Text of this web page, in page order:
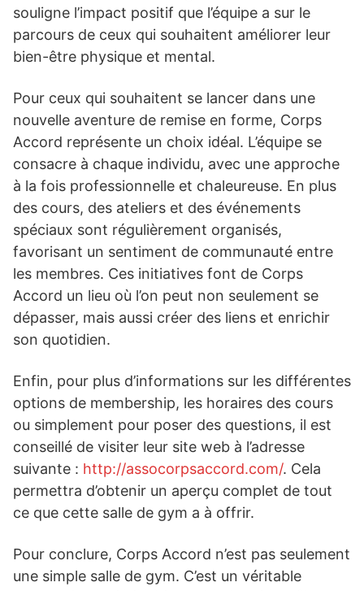
souligne l’impact positif que l’équipe a sur le
parcours de ceux qui souhaitent améliorer leur
bien-être physique et mental.
Pour ceux qui souhaitent se lancer dans une
nouvelle aventure de remise en forme, Corps
Accord représente un choix idéal. L’équipe se
consacre à chaque individu, avec une approche
à la fois professionnelle et chaleureuse. En plus
des cours, des ateliers et des événements
spéciaux sont régulièrement organisés,
favorisant un sentiment de communauté entre
les membres. Ces initiatives font de Corps
Accord un lieu où l’on peut non seulement se
dépasser, mais aussi créer des liens et enrichir
son quotidien.
Enfin, pour plus d’informations sur les différentes
options de membership, les horaires des cours
ou simplement pour poser des questions, il est
conseillé de visiter leur site web à l’adresse
suivante : http://assocorpsaccord.com/. Cela
permettra d’obtenir un aperçu complet de tout
ce que cette salle de gym a à offrir.
Pour conclure, Corps Accord n’est pas seulement
une simple salle de gym. C’est un véritable